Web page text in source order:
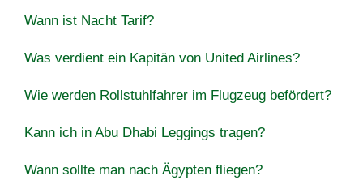
Wann ist Nacht Tarif?
Was verdient ein Kapitän von United Airlines?
Wie werden Rollstuhlfahrer im Flugzeug befördert?
Kann ich in Abu Dhabi Leggings tragen?
Wann sollte man nach Ägypten fliegen?